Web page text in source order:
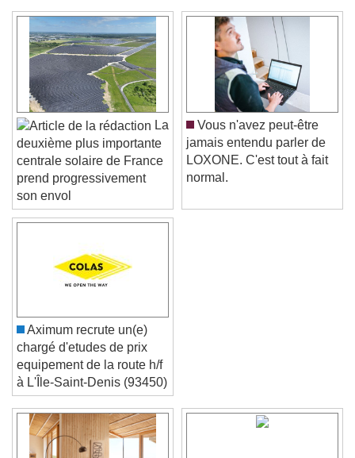
Video Player is loading.
Play Video
La
deuxième plus importante
centrale solaire de France
prend progressivement
son envol
Vous n'avez peut-être
jamais entendu parler de
LOXONE. C'est tout à fait
Aximum recrute un(e)
chargé d'etudes de prix
equipement de la route h/f
à L'Île-Saint-Denis (93450)